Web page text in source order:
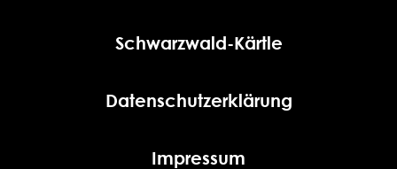
Schwarzwald-Kärtle
Datenschutzerklärung
Impressum